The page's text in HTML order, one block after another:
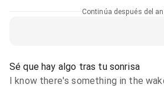
Continúa después del
Sé que hay algo tras tu sonrisa
I know there's something in the